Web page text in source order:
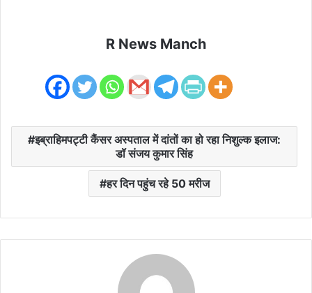
R News Manch
इब्राहिमपट्टी कैंसर अस्पताल में दांतों का हो रहा निशुल्क इलाज:
डॉ संजय कुमार सिंह
हर दिन पहुंच रहे 50 मरीज